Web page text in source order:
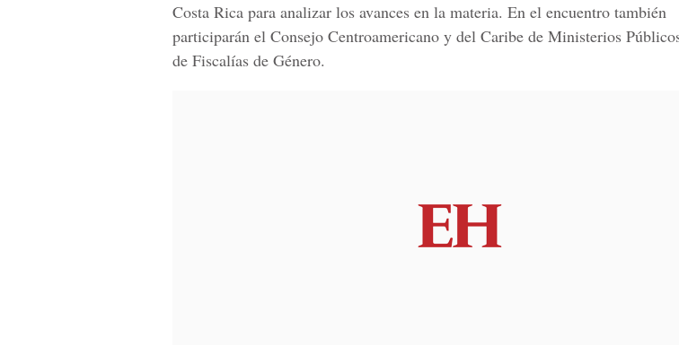
Costa Rica para analizar los avances en la materia. En el encuentro también
participarán el Consejo Centroamericano y del Caribe de Ministerios
de Fiscalías de Género.